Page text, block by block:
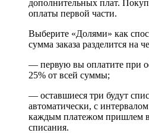
дополнительных плат.
оплаты первой части.
Выберите «Долями» как
сумма заказа разделится на
— первую вы оплатите при
25% от всей суммы;
— оставшиеся три будут
автоматически, с
каждым платежом пришлем
списания.